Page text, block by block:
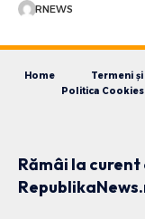
RNEWS
Home Termeni
Politica Cookies
Rămâi la curent